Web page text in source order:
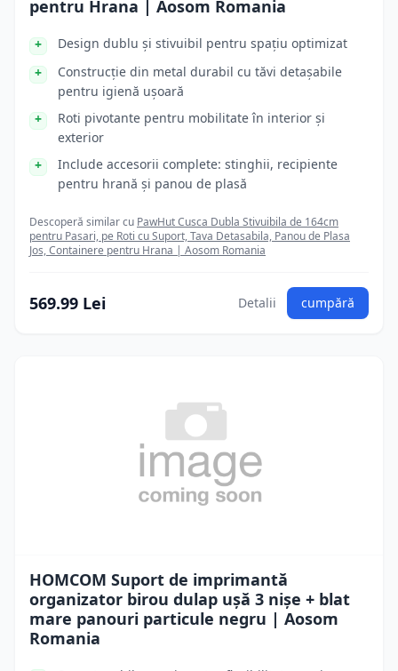
pentru Hrana | Aosom Romania
Design dublu și stivuibil pentru spațiu optimizat
Construcție din metal durabil cu tăvi detașabile
pentru igienă ușoară
Roti pivotante pentru mobilitate în interior și
exterior
Include accesorii complete: stinghii, recipiente
pentru hrană și panou de plasă
Descoperă similar cu PawHut Cusca Dubla Stivuibila de 164cm
pentru Pasari, pe Roti cu Suport, Tava Detasabila, Panou de Plasa
Jos, Containere pentru Hrana | Aosom Romania
569.99 Lei Detalii cumpără
HOMCOM Suport de imprimantă
organizator birou dulap ușă 3 nișe + blat
mare panouri particule negru | Aosom
Romania